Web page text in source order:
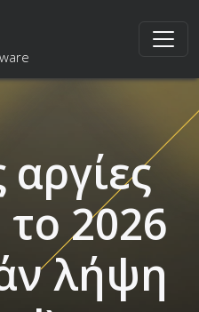
αργίες
2026
λήψη